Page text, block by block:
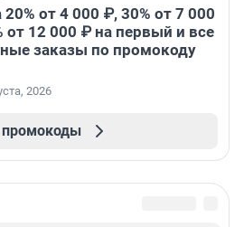
от 4 000 ₽, 30% от 7 000
от 12 000 ₽ на первый и все
заказы по промокоду
2026
промокоды